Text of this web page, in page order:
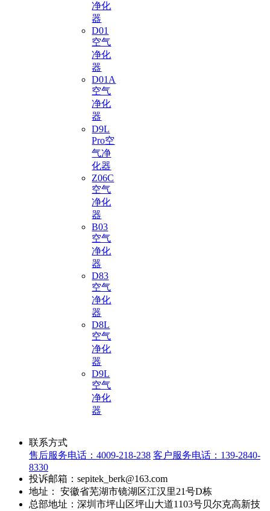
净化
器
D01
空气
净化
器
D01A
空气
净化
器
D9L
Pro空
气净
化器
Z06C
空气
净化
器
B03
空气
净化
器
D83
空气
净化
器
D8L
空气
净化
器
D9L
空气
净化
器
联系方式
售后服务电话：4009-218-238 客户服务电话：139-2840-
8330
投诉邮箱：sepitek_berk@163.com
地址： 安徽省芜湖市镜湖区江汉里21号D栋
总部地址：深圳市坪山区坪山大道1103号贝尔克高新技